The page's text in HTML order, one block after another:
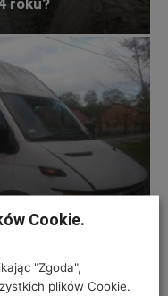
Zabrali też
Cookie.
"Zgoda",
plików Cookie.